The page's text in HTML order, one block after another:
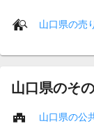
山口県の売
山口県のそ
山口県の公